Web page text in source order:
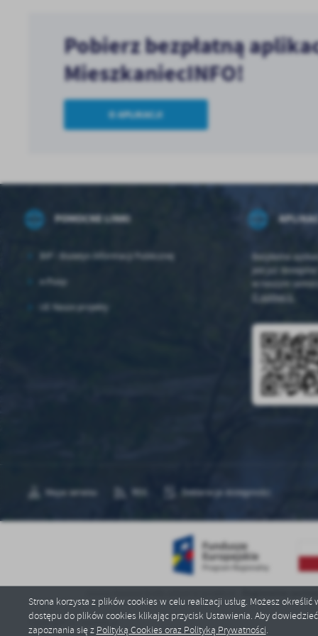
Strona korzysta z plików cookies w celu realizacji usług. Możesz
dostępu do plików cookies klikając przycisk Ustawienia. Aby
zapoznania się z Polityką Cookies oraz Polityką Prywatności.
Pobierz bezpłatną
MieszkaniecINFO!
O APLIKACJI
POMOCNE LINKI
BIP - Biuletyn Informacji Publicznej
e-Puap
UE Nasze projekty
Bezpłatna
jest już
w naszym
O aplikacji.
Mapa serwisu Deklaracja dostępności
Copyright by nasielsk.pl